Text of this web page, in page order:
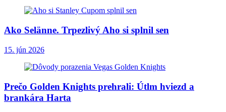
Ako Selänne. Trpezlivý Aho si splnil sen
15. jún 2026
Prečo Golden Knights prehrali: Útlm hviezd a
brankára Harta